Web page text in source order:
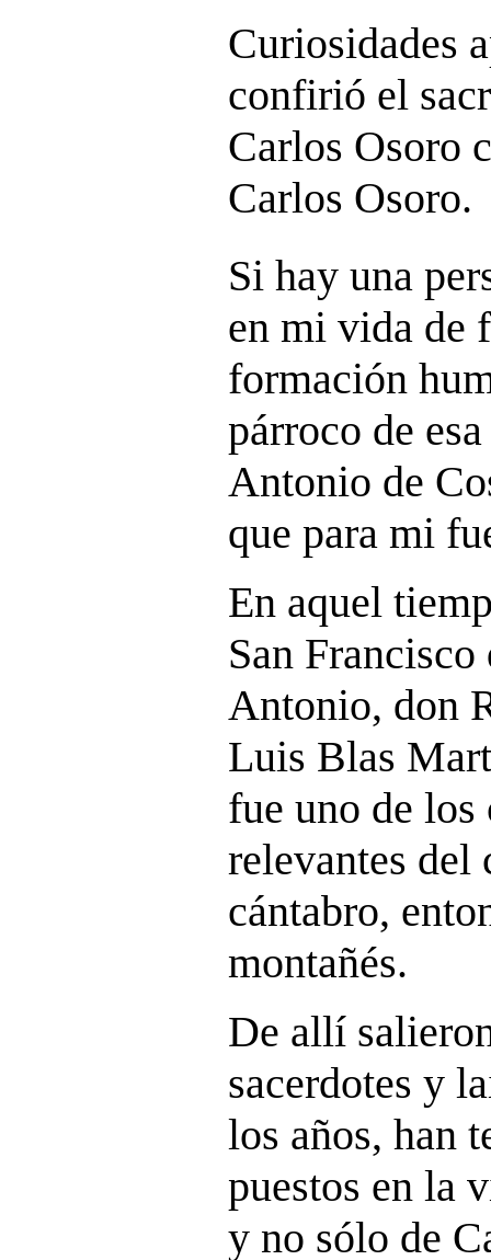
Curiosidades
confirió el
Carlos Osoro
Carlos Osoro.
Si hay una
en mi vida de
formación
párroco de
Antonio de
que para mi
En aquel
San
Antonio, don
Luis Blas
fue uno de los
relevantes del
cántabro,
montañés.
De allí
sacerdotes y
los años, han
puestos en la
y no sólo de